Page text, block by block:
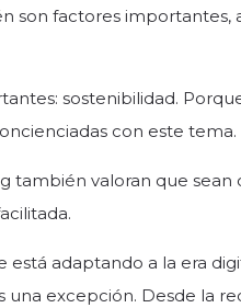
son factores
sostenibilidad.
con este tema.
también valoran que
adaptando a la era
una excepción. Desde la